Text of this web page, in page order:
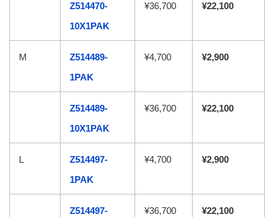
Z514470-
10X1PAK
¥36,700 ¥22,100
M
Z514489-
1PAK
¥4,700 ¥2,900
Z514489-
10X1PAK
¥36,700 ¥22,100
L
Z514497-
1PAK
¥4,700 ¥2,900
Z514497-
¥36,700 ¥22,100